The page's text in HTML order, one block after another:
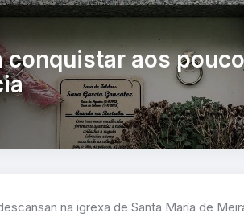
conquistar aos
na igrexa de Santa María de